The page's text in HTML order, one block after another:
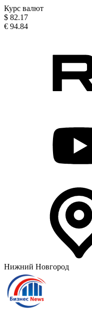
Курс валют
$ 82.17
€ 94.84
Нижний Новгород